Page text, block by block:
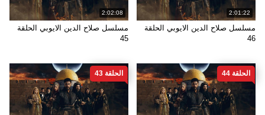
2:01:22
مسلسل صلاح الدين الايوبي الحلقة
46
2:02:08
مسلسل صلاح الدين الايوبي الحلقة
45
الحلقة 44 الحلقة 43